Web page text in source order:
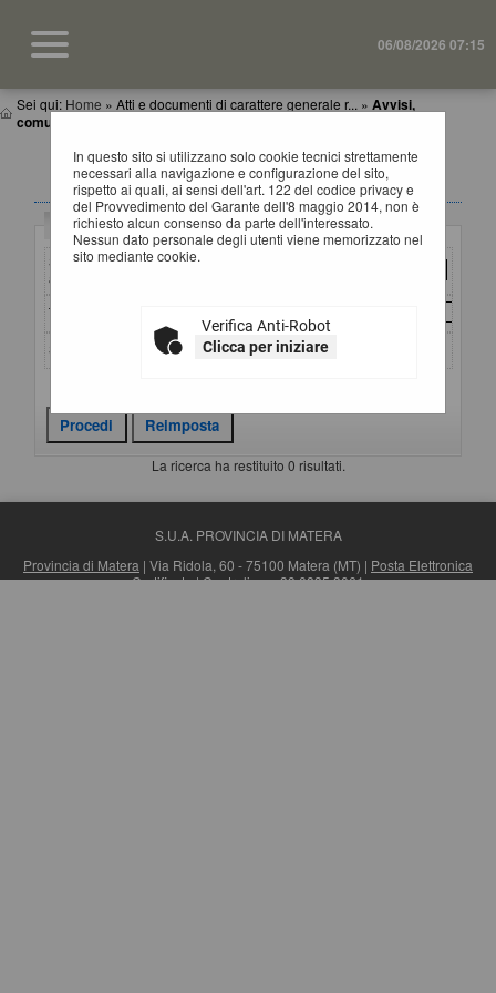
06/08/2026 07:15
Sei qui: Home » Atti e documenti di carattere generale r... » Avvisi,
comunicazioni e atti di caratter...
In questo sito si utilizzano solo cookie tecnici strettamente
necessari alla navigazione e configurazione del sito,
rispetto ai quali, ai sensi dell'art. 122 del codice privacy e
del Provvedimento del Garante dell'8 maggio 2014, non è
richiesto alcun consenso da parte dell'interessato.
Nessun dato personale degli utenti viene memorizzato nel
sito mediante cookie.
Verifica Anti-Robot
Clicca per iniziare
AVVISI, COMUNICAZIONI E ATTI DI CARATTERE
GENERALE
Criteri di ricerca
Stazione
appaltante :
Titolo :
Stato :
La ricerca ha restituito 0 risultati.
S.U.A. PROVINCIA DI MATERA
Provincia di Matera | Via Ridola, 60 - 75100 Matera (MT) | Posta Elettronica
Certificata| Centralino: +39 0835 3061